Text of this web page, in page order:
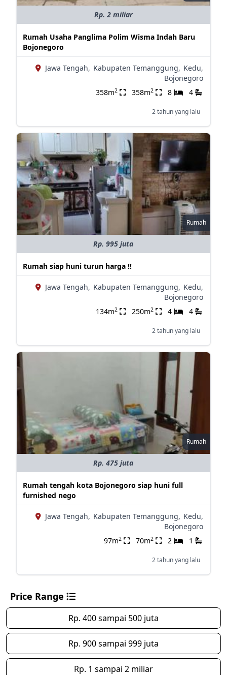
Rp. 2 miliar
Rumah Usaha Panglima Polim Wisma Indah Baru
Bojonegoro
Jawa Tengah, Kabupaten Temanggung, Kedu,
Bojonegoro
358m2 358m2 8 4
2 tahun yang lalu
Rumah
Rp. 995 juta
Rumah siap huni turun harga !!
Jawa Tengah, Kabupaten Temanggung, Kedu,
Bojonegoro
134m2 250m2 4 4
2 tahun yang lalu
Rumah
Rp. 475 juta
Rumah tengah kota Bojonegoro siap huni full
furnished nego
Jawa Tengah, Kabupaten Temanggung, Kedu,
Bojonegoro
97m2 70m2 2 1
2 tahun yang lalu
Price Range
Rp. 400 sampai 500 juta
Rp. 900 sampai 999 juta
Rp. 1 sampai 2 miliar